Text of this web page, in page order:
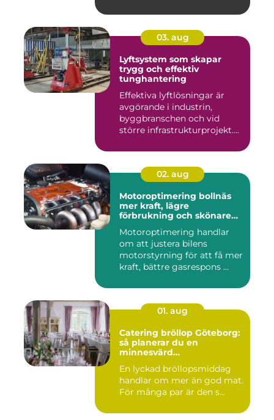
03. aug
Lyftsystem som skapar
trygg och effektiv
tunghantering
Effektiva lyftlösningar är
avgörande i industrin,
byggbranschen och vid
större infrastrukturprojekt....
02. aug
Motoroptimering bollnäs
mer kraft, lägre
förbrukning och skönare
Motoroptimering handlar
om att justera bilens
motorstyrning för att få mer
kraft, bättre gasrespons ...
01. aug
Catering bröllop Göteborg:
så planerar du en
minnesvärd
En lyckad bröllopsmiddag
handlar om mer än god mat.
För många par är den s...